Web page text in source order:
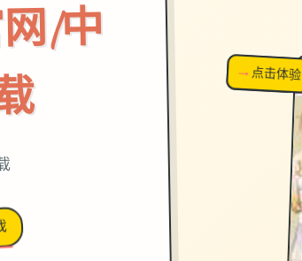
|中
↗超棒！
→点击体验